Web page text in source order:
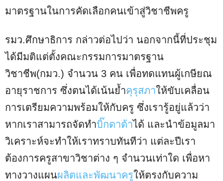
มาตรฐานในการคัดเลือกคนเข้าสู่วิชาชีพครู
รมว.ศึกษาธิการ กล่าวต่อไปว่า นอกจากนี้ที่ประชุม
ได้มีมติแต่ตั้งคณะกรรมการมาตรฐาน
วิชาชีพ(กมว.) จำนวน 3 คน เพื่อทดแทนผู้เกษียณ
อายุราชการ ซึ่งตนได้เน้นย้ำคุรุสภาให้ขับเคลื่อน
การเตรียมความพร้อมให้กับครู ซึ่งเรารู้อยู่แล้วว่า
หากเราสามารถจัดทำบิ๊กดาต้าได้ และนำข้อมูลมา
วิเคราะห์จะทำให้เราทราบทันทีว่า แต่ละปีเรา
ต้องการครูสาขาวิชาต่าง ๆ จำนวนเท่าใด เพื่อหา
ทางวางแผนผลิตและพัฒนาครูให้ตรงกับความ